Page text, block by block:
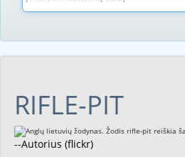
RIFLE-PIT
--Autorius (flickr)